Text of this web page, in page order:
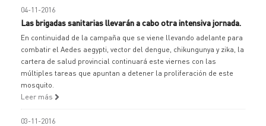
04-11-2016
Las brigadas sanitarias llevarán a cabo otra intensiva jornada.
En continuidad de la campaña que se viene llevando adelante para
combatir el Aedes aegypti, vector del dengue, chikungunya y zika, la
cartera de salud provincial continuará este viernes con las
múltiples tareas que apuntan a detener la proliferación de este
mosquito.
Leer más
03-11-2016